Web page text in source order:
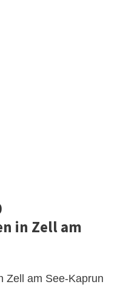
in Zell am
Zell am See-Kaprun